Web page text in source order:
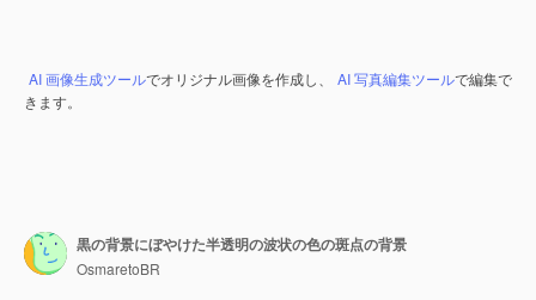
AI 画像生成ツールでオリジナル画像を作成し、 AI 写真編集ツールで編集で
きます。
黒の背景にぼやけた半透明の波状の色の斑点の背景
OsmaretoBR